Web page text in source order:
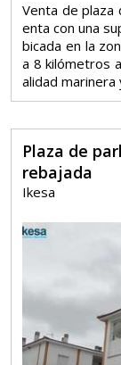
Venta de plaza
enta con una
bicada en la
a 8 kilómetros
alidad marinera
Plaza de
rebajada
Ikesa